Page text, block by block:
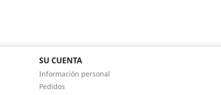
SU CUENTA
Información personal
Pedidos